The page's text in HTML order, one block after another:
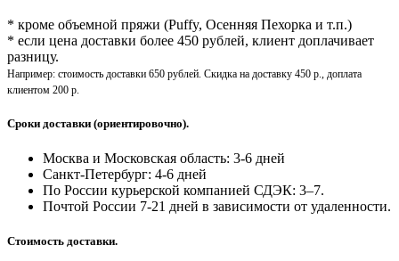
* кроме объемной пряжи (Puffy, Осенняя Пехорка и т.п.)
* если цена доставки более 450 рублей, клиент доплачивает
разницу.
Например: стоимость доставки 650 рублей. Скидка на доставку 450 р., доплата
клиентом 200 р.
Сроки доставки (ориентировочно).
Москва и Московская область: 3-6 дней
Санкт-Петербург: 4-6 дней
По России курьерской компанией СДЭК: 3–7.
Почтой России 7-21 дней в зависимости от удаленности.
Стоимость доставки.